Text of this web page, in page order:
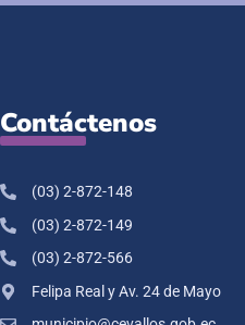
Contáctenos
(03) 2-872-148
(03) 2-872-149
(03) 2-872-566
Felipa Real y Av. 24 de Mayo